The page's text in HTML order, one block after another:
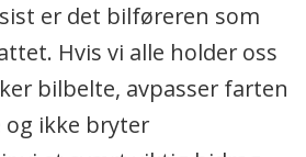
er det bilføreren som
Hvis vi alle holder oss
bilbelte, avpasser farten
ikke bryter